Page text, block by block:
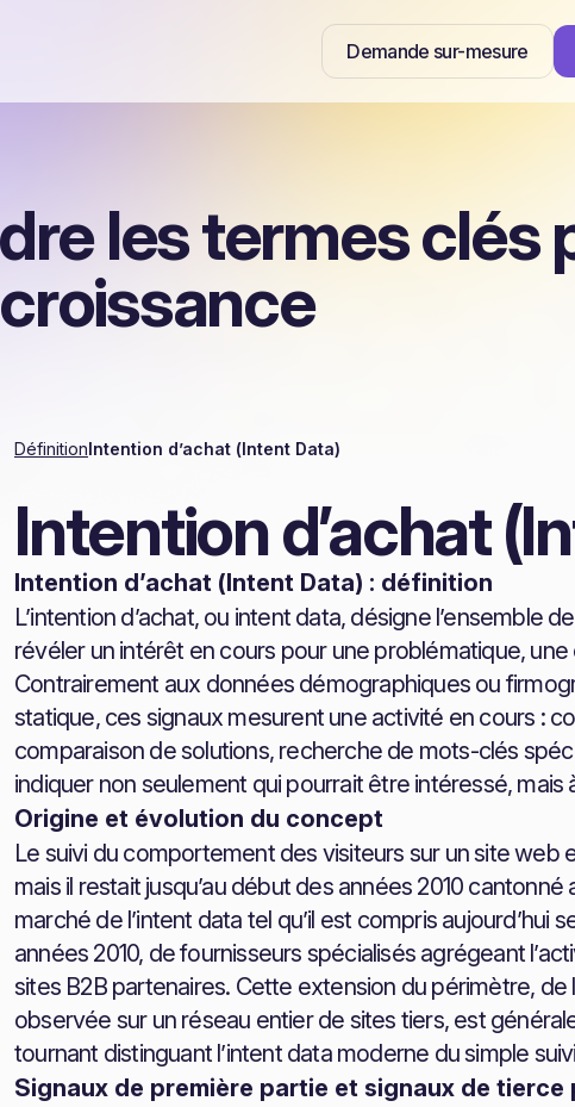
Demande sur-mesure
les termes clés
DéfinitionIntention d’achat (Intent Data)
Intention d’achat
Intention d’achat (Intent Data) : définition
L’intention d’achat, ou intent data, désigne
révéler un intérêt en cours pour une problématique,
Contrairement aux données démographiques ou
statique, ces signaux mesurent une activité en cours :
comparaison de solutions, recherche de mots-clés
indiquer non seulement qui pourrait être intéressé,
Origine et évolution du concept
Le suivi du comportement des visiteurs sur un site web
mais il restait jusqu’au début des années 2010
marché de l’intent data tel qu’il est compris aujourd’hui
années 2010, de fournisseurs spécialisés agrégeant
sites B2B partenaires. Cette extension du périmètre, de
observée sur un réseau entier de sites tiers, est
tournant distinguant l’intent data moderne du simple
Signaux de première partie et signaux de tierce